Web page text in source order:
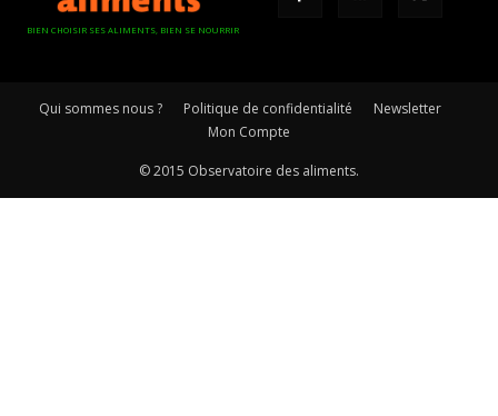
BIEN CHOISIR SES ALIMENTS, BIEN SE NOURRIR
Qui sommes nous ? Politique de confidentialité
Newsletter
Mon Compte
© 2015 Observatoire des aliments.